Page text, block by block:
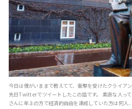
今日は僕がいままで教えてて、衝撃を受けたクライア
先日Twitterでツイートしたこの話です。 素直な人っ
さんに年上の方で経済的自由を達成していた方は何人...